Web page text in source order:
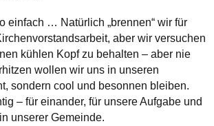
einfach … Natürlich „brennen“ wir für
aber wir versuchen
kühlen Kopf zu behalten – aber nie
wollen wir uns in unseren
sondern cool und besonnen bleiben.
– für einander, für unsere Aufgabe und
unserer Gemeinde.